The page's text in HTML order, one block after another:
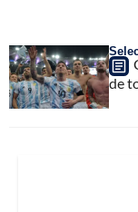
de